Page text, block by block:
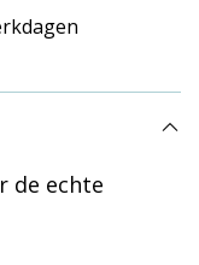
de echte